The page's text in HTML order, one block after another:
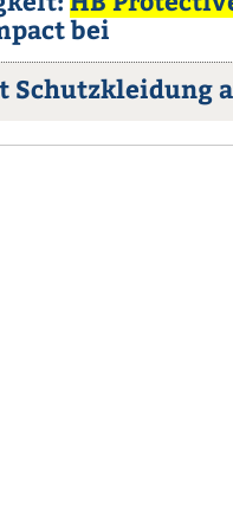
bei
Schutzkleidung